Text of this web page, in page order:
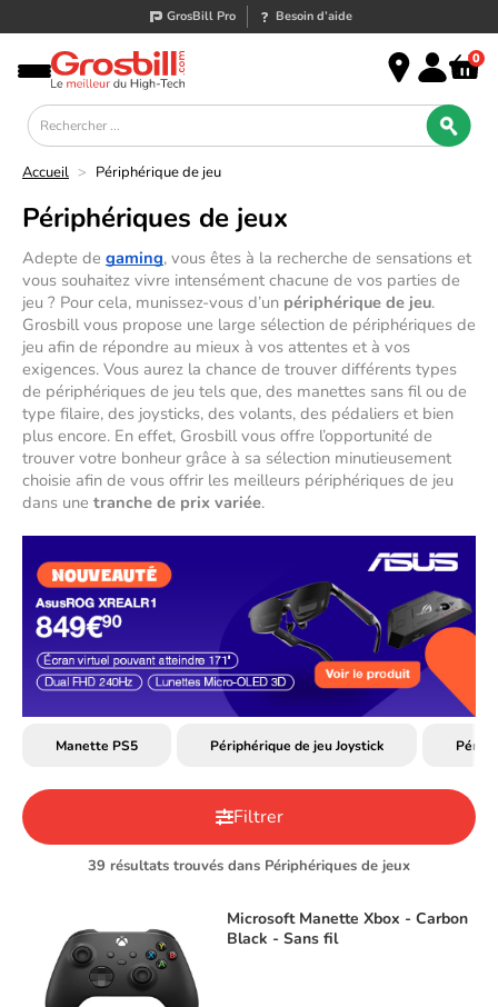
GrosBill Pro Besoin d’aide
0
Accueil > Périphérique de jeu
Périphériques de jeux
Adepte de gaming, vous êtes à la recherche de sensations et
vous souhaitez vivre intensément chacune de vos parties de
jeu ? Pour cela, munissez-vous d’un périphérique de jeu.
Grosbill vous propose une large sélection de périphériques de
jeu afin de répondre au mieux à vos attentes et à vos
exigences. Vous aurez la chance de trouver différents types
de périphériques de jeu tels que, des manettes sans fil ou de
type filaire, des joysticks, des volants, des pédaliers et bien
plus encore. En effet, Grosbill vous offre l’opportunité de
trouver votre bonheur grâce à sa sélection minutieusement
choisie afin de vous offrir les meilleurs périphériques de jeu
dans une tranche de prix variée.
Manette PS5 Périphérique de jeu Joystick
39 résultats trouvés dans Périphériques de jeux
Filtrer
Microsoft Manette Xbox - Carbon
Black - Sans fil